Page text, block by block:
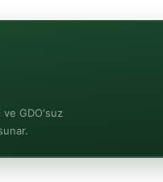
ve GDO'suz